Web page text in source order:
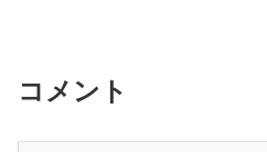
コメント